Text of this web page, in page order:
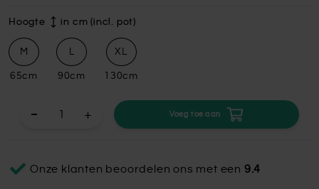
Hoogte in cm (incl. pot)
M
65cm
L
90cm
XL
130cm
+ Voeg toe aan
Onze klanten beoordelen ons met een 9.4